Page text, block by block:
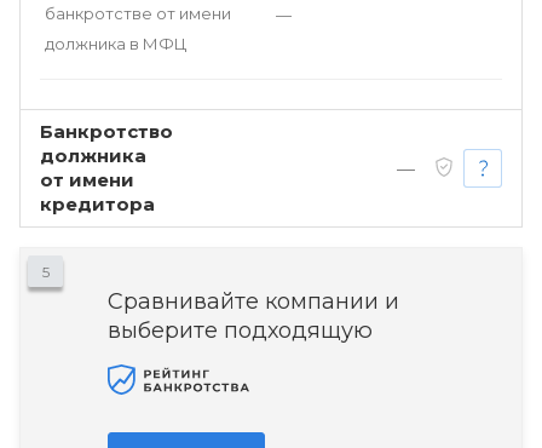
банкротстве от имени
должника в МФЦ
—
Банкротство
должника
от имени
кредитора
—
5
Сравнивайте компании и
выберите подходящую